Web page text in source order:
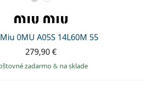
0MU A05S 14L60M 55
279,90 €
zadarmo& na sklade